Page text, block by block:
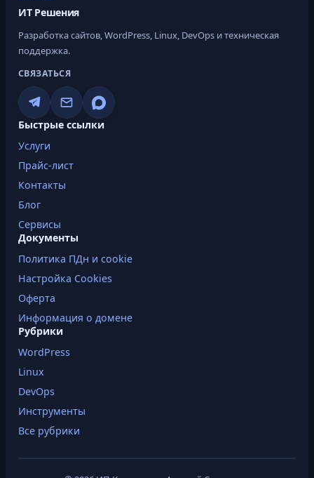
ИТ Решения
Разработка сайтов, WordPress, Linux, DevOps и техническая
поддержка.
СВЯЗАТЬСЯ
Быстрые ссылки
Услуги
Прайс-лист
Контакты
Блог
Сервисы
Документы
Политика ПДн и cookie
Настройка Cookies
Оферта
Информация о домене
Рубрики
WordPress
Linux
DevOps
Инструменты
Все рубрики